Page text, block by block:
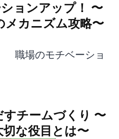
ョンアップ！ 〜
メカニズム攻略〜
職場のモチベーショ
チームづくり 〜
切な役目とは〜